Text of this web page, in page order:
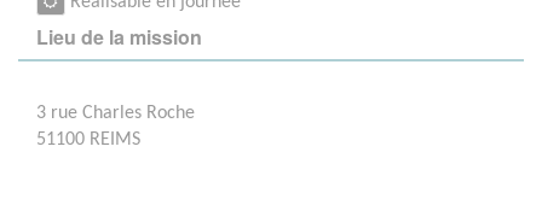
Lieu de la mission
3 rue Charles Roche
51100 REIMS